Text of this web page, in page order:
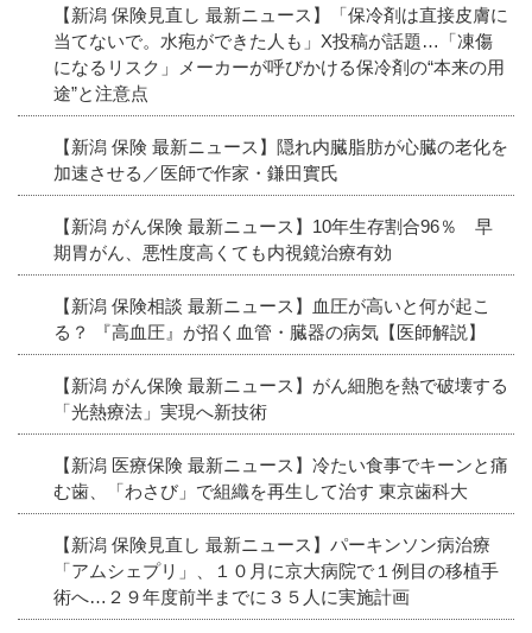
【新潟 保険見直し 最新ニュース】「保冷剤は直接皮膚に
当てないで。水疱ができた人も」X投稿が話題…「凍傷
になるリスク」メーカーが呼びかける保冷剤の“本来の用
途”と注意点
【新潟 保険 最新ニュース】隠れ内臓脂肪が心臓の老化を
加速させる／医師で作家・鎌田實氏
【新潟 がん保険 最新ニュース】10年生存割合96％ 早
期胃がん、悪性度高くても内視鏡治療有効
【新潟 保険相談 最新ニュース】血圧が高いと何が起こ
る？ 『高血圧』が招く血管・臓器の病気【医師解説】
【新潟 がん保険 最新ニュース】がん細胞を熱で破壊する
「光熱療法」実現へ新技術
【新潟 医療保険 最新ニュース】冷たい食事でキーンと痛
む歯、「わさび」で組織を再生して治す 東京歯科大
【新潟 保険見直し 最新ニュース】パーキンソン病治療
「アムシェプリ」、１０月に京大病院で１例目の移植手
術へ…２９年度前半までに３５人に実施計画